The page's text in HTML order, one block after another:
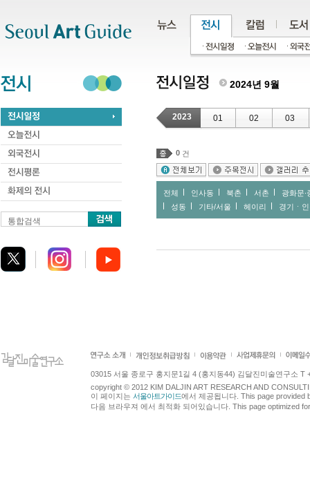
통합검색
2024년 9월
2023 01 02 03
0 건
전체 인사동 북촌 서촌
광화문∙
성동
기타/서울 헤이리 경기ㆍ
03015 서울 종로구 홍지문1길 4 (홍지동44) 김달진미술연구소 T
copyright © 2012 KIM DALJIN ART RESEARCH AND
이 페이지는 서울아트가이드에서 제공됩니다. This page provided
다음 브라우져 에서 최적화 되어있습니다. This page optimized